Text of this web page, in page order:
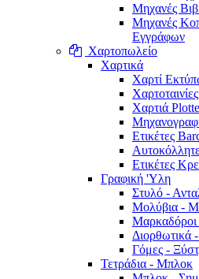
Μηχανές
Μηχανές
Εγγράφων
Χαρτοπωλείο
Χαρτικά
Χαρτί
Χαρτιά
Ετικέτες
Ετικέτες
Γραφική 'Yλη
Στυλό -
Μολύβια -
Μαρκαδόροι
Διορθωτικά
Γόμες -
Τετράδια - Μπλοκ